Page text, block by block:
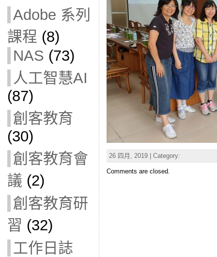
Adobe 系列
課程 (8)
NAS (73)
人工智慧AI
(87)
創客教育
(30)
創客教育會
議 (2)
創客教育研
習 (32)
工作日誌
26 四月, 2019 | Category:
Comments are closed.